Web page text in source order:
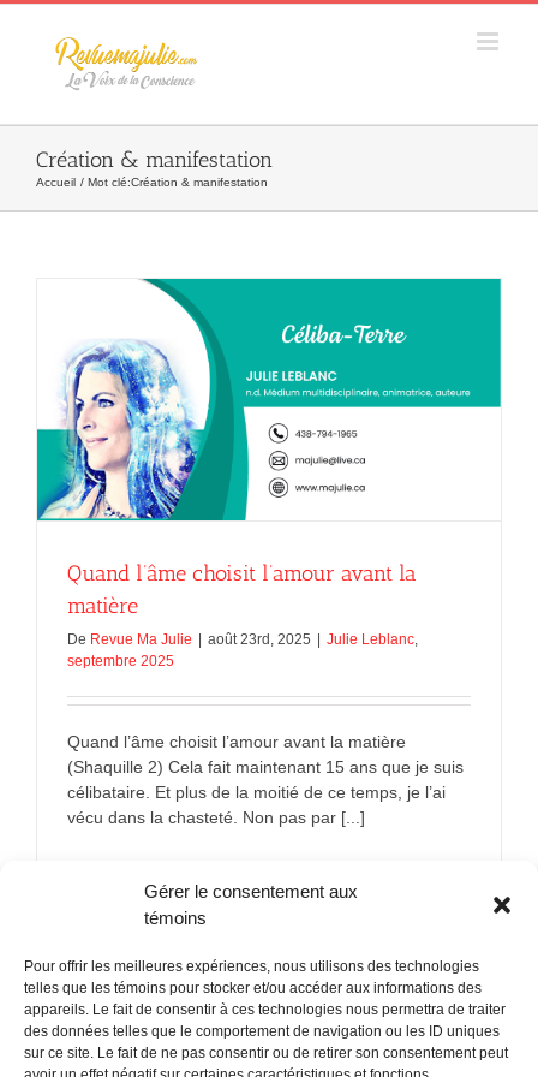
Gérer le consentement aux
témoins
Pour offrir les meilleures expériences, nous utilisons des technologies
telles que les témoins pour stocker et/ou accéder aux informations des
appareils. Le fait de consentir à ces technologies nous permettra de traiter
des données telles que le comportement de navigation ou les ID uniques
sur ce site. Le fait de ne pas consentir ou de retirer son consentement peut
Skip
Création & manifestation
Accueil Mot clé:Création & manifestation
Quand l’âme choisit l’amour avant la
matière
De Revue Ma Julie | août 23rd, 2025 | Julie Leblanc,
septembre 2025
Quand l’âme choisit l’amour avant la matière
(Shaquille 2) Cela fait maintenant 15 ans que je suis
célibataire. Et plus de la moitié de ce temps, je l’ai
vécu dans la chasteté. Non pas par [...]
l’âme
la
POLITIQUE CONFIDENTIALITÉES